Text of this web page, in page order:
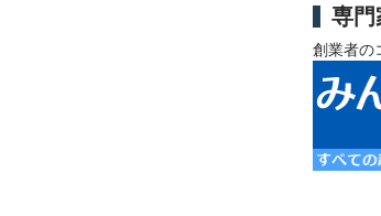
専
創業者の